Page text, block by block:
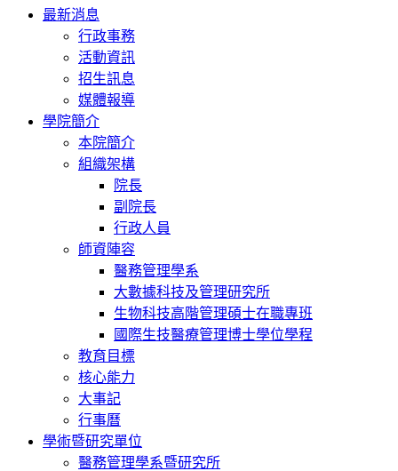
Toggle
navigation
最新消息
行政事務
活動資訊
招生訊息
媒體報導
學院簡介
本院簡介
組織架構
院長
副院長
行政人員
師資陣容
醫務管理學系
大數據科技及管理研究所
生物科技高階管理碩士在職專班
國際生技醫療管理博士學位學程
教育目標
核心能力
大事記
行事曆
學術暨研究單位
醫務管理學系暨研究所